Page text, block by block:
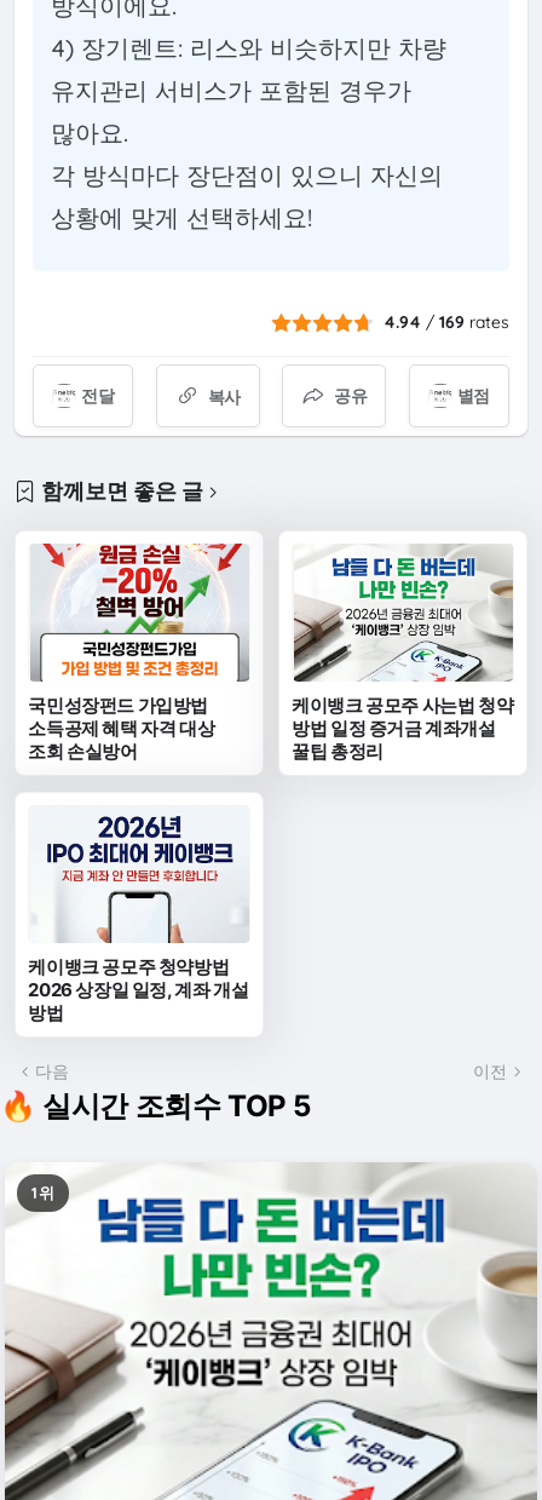
4) 장기렌트: 리스와 비슷하지만 차량
유지관리 서비스가 포함된 경우가
많아요.
각 방식마다 장단점이 있으니 자신의
상황에 맞게 선택하세요!
4.94 / 169 rates
전달 복사 공유 별점
함께보면 좋은 글
국민성장펀드 가입방법
소득공제 혜택 자격 대상
조회 손실방어
케이뱅크 공모주 사는법 청약
방법 일정 증거금 계좌개설
꿀팁 총정리
케이뱅크 공모주 청약방법
2026 상장일 일정, 계좌 개설
방법
다음 이전
🔥 실시간 조회수 TOP 5
1위